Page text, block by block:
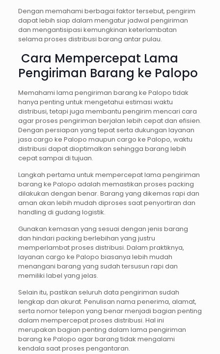
Dengan memahami berbagai faktor tersebut, pengirim
dapat lebih siap dalam mengatur jadwal pengiriman
dan mengantisipasi kemungkinan keterlambatan
selama proses distribusi barang antar pulau.
Cara Mempercepat Lama
Pengiriman Barang ke Palopo
Memahami lama pengiriman barang ke Palopo tidak
hanya penting untuk mengetahui estimasi waktu
distribusi, tetapi juga membantu pengirim mencari cara
agar proses pengiriman berjalan lebih cepat dan efisien.
Dengan persiapan yang tepat serta dukungan layanan
jasa cargo ke Palopo maupun cargo ke Palopo, waktu
distribusi dapat dioptimalkan sehingga barang lebih
cepat sampai di tujuan.
Langkah pertama untuk mempercepat lama pengiriman
barang ke Palopo adalah memastikan proses packing
dilakukan dengan benar. Barang yang dikemas rapi dan
aman akan lebih mudah diproses saat penyortiran dan
handling di gudang logistik.
Gunakan kemasan yang sesuai dengan jenis barang
dan hindari packing berlebihan yang justru
memperlambat proses distribusi. Dalam praktiknya,
layanan cargo ke Palopo biasanya lebih mudah
menangani barang yang sudah tersusun rapi dan
memiliki label yang jelas.
Selain itu, pastikan seluruh data pengiriman sudah
lengkap dan akurat. Penulisan nama penerima, alamat,
serta nomor telepon yang benar menjadi bagian penting
dalam mempercepat proses distribusi. Hal ini
merupakan bagian penting dalam lama pengiriman
barang ke Palopo agar barang tidak mengalami
kendala saat proses pengantaran.